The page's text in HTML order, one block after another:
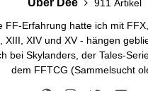
911 Artikel
FF-Erfahrung hatte ich mit
XIII, XIV und XV - hängen
bei Skylanders, der Tales-
dem FFTCG (Sammelsucht